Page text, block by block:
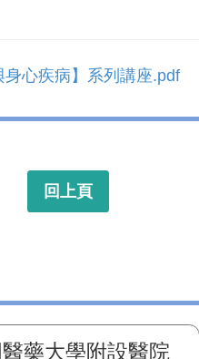
心疾病】系列講座.pdf
回上頁